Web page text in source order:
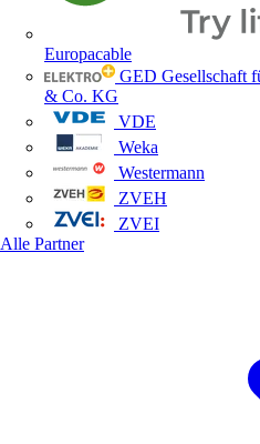
Europacable
GED Gesellschaft
& Co. KG
VDE
Weka
Westermann
ZVEH
ZVEI
Alle Partner